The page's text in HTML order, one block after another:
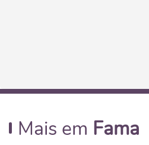
Mais em Fama